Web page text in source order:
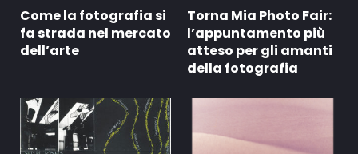
Come la fotografia si
fa strada nel mercato
dell’arte
Torna Mia Photo Fair:
l’appuntamento più
atteso per gli amanti
della fotografia